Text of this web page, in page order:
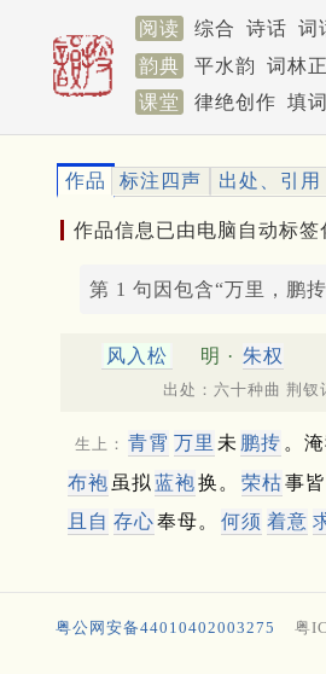
阅读 综合 诗话 词
韵典
平水韵 词林
课堂
律绝创作 填
作品 标注四声 出处、引用
作品信息已由电脑自动标签
第 1 句因包含“万里，鹏
风入松 明 · 朱权
出处：六十种曲 荆钗
生上： 青霄 万里 未 鹏抟 。
布袍 虽拟 蓝袍换。 荣枯事
且自 存心奉母。 何须 着意
粤公网安备44010402003275 粤